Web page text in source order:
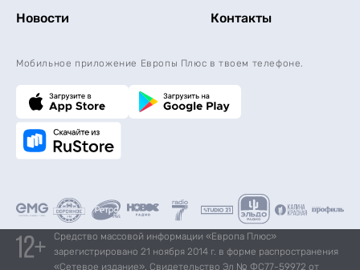
Новости Контакты
Мобильное приложение Европы Плюс в твоем телефоне.
Средство массовой информации «Европа Плюс»
зарегистрировано 21 ноября 2014 г. в форме распространения
«Сетевое издание». Свидетельство Эл № ФС77-59972 от